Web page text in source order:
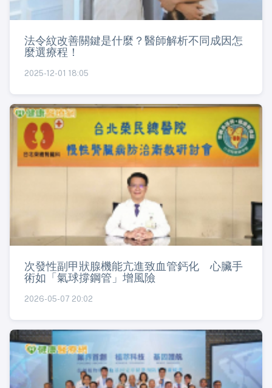
法令紋改善關鍵是什麼？醫師解析不同成因怎
麼選療程！
2025-12-01 18:05
次發性副甲狀腺機能亢進致血管鈣化 心臟手
術如「氣球撐鋼管」增風險
2026-05-07 20:02